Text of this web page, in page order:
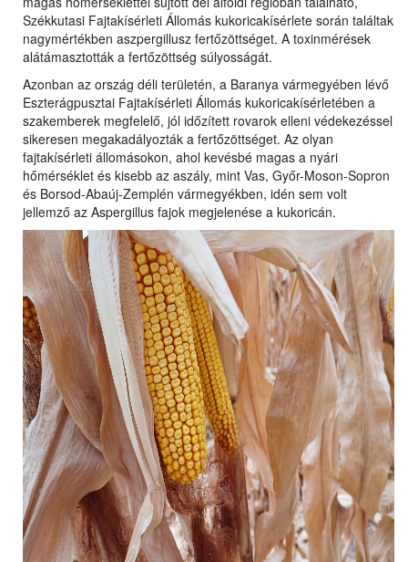
Székkutasi Fajtakísérleti Állomás kukoricakísérlete során találtak
nagymértékben aszpergillusz fertőzöttséget. A toxinmérések
alátámasztották a fertőzöttség súlyosságát.
Azonban az ország déli területén, a Baranya vármegyében lévő
Eszterágpusztai Fajtakísérleti Állomás kukoricakísérletében a
szakemberek megfelelő, jól időzített rovarok elleni védekezéssel
sikeresen megakadályozták a fertőzöttséget. Az olyan
fajtakísérleti állomásokon, ahol kevésbé magas a nyári
hőmérséklet és kisebb az aszály, mint Vas, Győr-Moson-Sopron
és Borsod-Abaúj-Zemplén vármegyékben, idén sem volt
jellemző az Aspergillus fajok megjelenése a kukoricán.